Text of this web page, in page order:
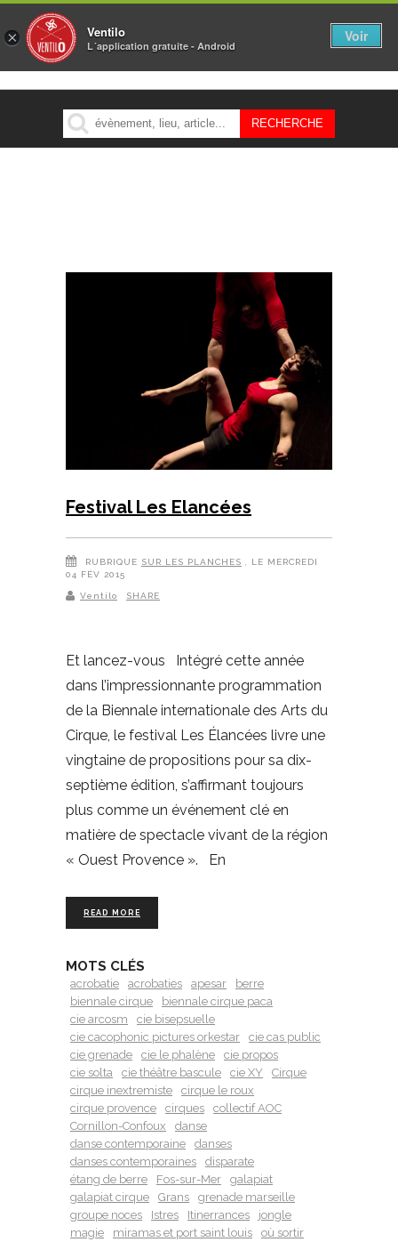
MENU
Festival Les Elancées
RUBRIQUE SUR LES PLANCHES
, LE MERCREDI
04 FÉV 2015
Ventilo SHARE
Et lancez-vous Intégré cette année
dans l’impressionnante programmation
de la Biennale internationale des Arts du
Cirque, le festival Les Élancées livre une
vingtaine de propositions pour sa dix-
septième édition, s’affirmant toujours
plus comme un événement clé en
matière de spectacle vivant de la région
« Ouest Provence ». En
READ MORE
MOTS CLÉS
acrobatie acrobaties apesar
berre
biennale cirque
biennale cirque paca
cie arcosm
cie bisepsuelle
cie cacophonic pictures orkestar
cie cas public
cie grenade
cie le phalène
cie propos
cie solta
cie théâtre bascule cie XY
Cirque
cirque inextremiste
cirque le roux
cirque provence
cirques
collectif AOC
Cornillon-Confoux
danse
danse contemporaine
danses
danses contemporaines
disparate
étang de berre
Fos-sur-Mer
galapiat
galapiat cirque
Grans
grenade marseille
groupe noces
Istres Itinerrances
jongle
magie
miramas et port saint louis
où sortir
× Ventilo
L´application gratuite - Android
Voir